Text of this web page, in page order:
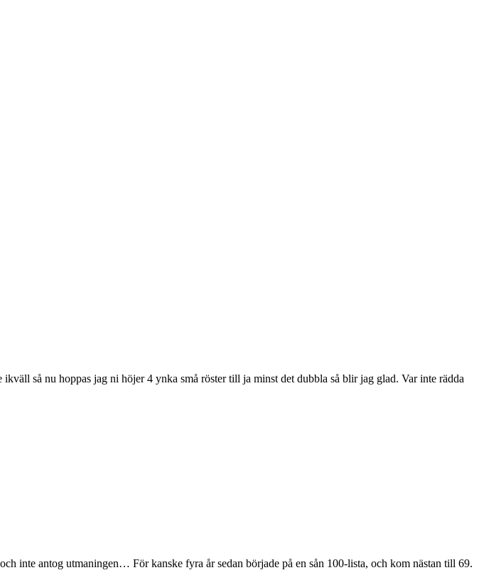
ikväll så nu hoppas jag ni höjer 4 ynka små röster till ja minst det dubbla så blir jag glad. Var inte rädda
inte antog utmaningen… För kanske fyra år sedan började på en sån 100-lista, och kom nästan till 69.